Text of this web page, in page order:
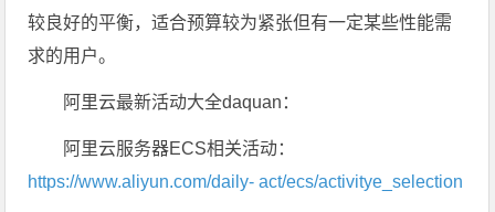
较良好的平衡，适合预算较为紧张但有一定某些性能需
求的用户。
阿里云最新活动大全daquan：
阿里云服务器ECS相关活动：
https://www.aliyun.com/daily- act/ecs/activitye_selection